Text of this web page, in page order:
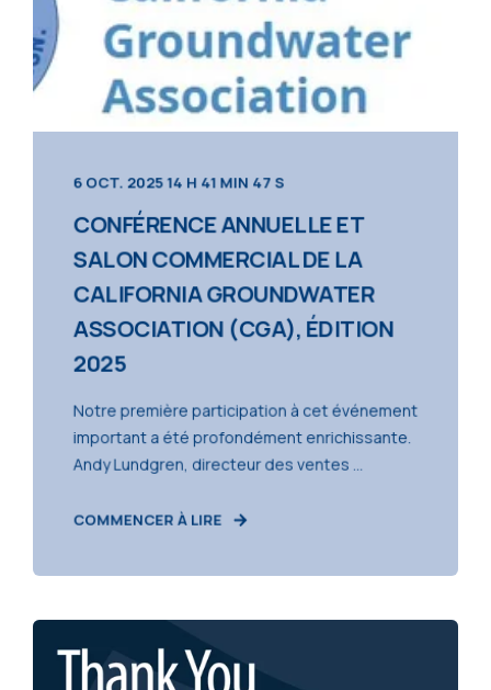
6 OCT. 2025 14 H 41 MIN 47 S
CONFÉRENCE ANNUELLE ET
SALON COMMERCIAL DE LA
CALIFORNIA GROUNDWATER
ASSOCIATION (CGA), ÉDITION
2025
Notre première participation à cet événement
important a été profondément enrichissante.
Andy Lundgren, directeur des ventes ...
COMMENCER À LIRE